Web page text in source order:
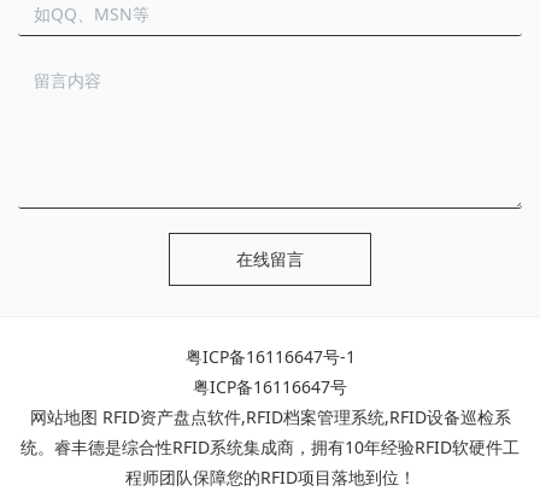
在线留言
粤ICP备16116647号-1
粤ICP备16116647号
网站地图 RFID资产盘点软件,RFID档案管理系统,RFID设备巡检系
统。睿丰德是综合性RFID系统集成商，拥有10年经验RFID软硬件工
程师团队保障您的RFID项目落地到位！